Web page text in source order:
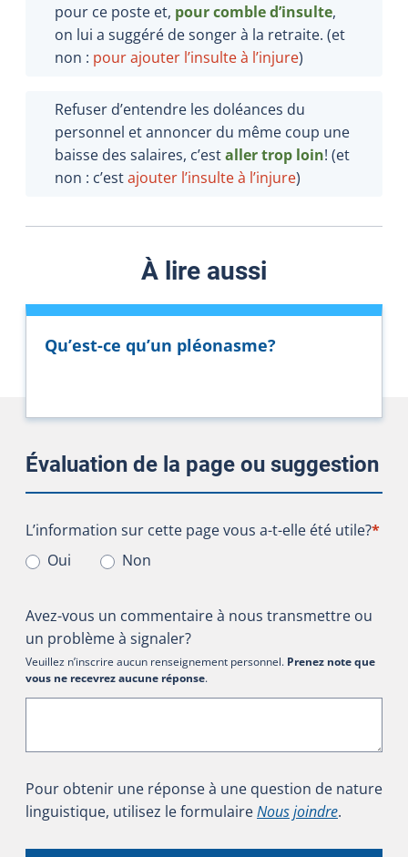
pour ce poste et, pour comble d’insulte,
on lui a suggéré de songer à la retraite. (et
non : pour ajouter l’insulte à l’injure)
Refuser d’entendre les doléances du
personnel et annoncer du même coup une
baisse des salaires, c’estaller trop loin! (et
non : c’estajouter l’insulte à l’injure)
À lire aussi
Qu’est-ce qu’un pléonasme?
Évaluation de la page ou suggestion
L’information sur cette page vous a-t-elle été utile?
L’information sur cette page vous a-t-elle été utile?*
Oui
Non
Avez-vous un commentaire à nous transmettre ou
un problème à signaler?
Veuillez n’inscrire aucun renseignement personnel. Prenez note que
vous ne recevrez aucune réponse.
Pour obtenir une réponse à une question de nature
linguistique, utilisez le formulaireNous joindre.